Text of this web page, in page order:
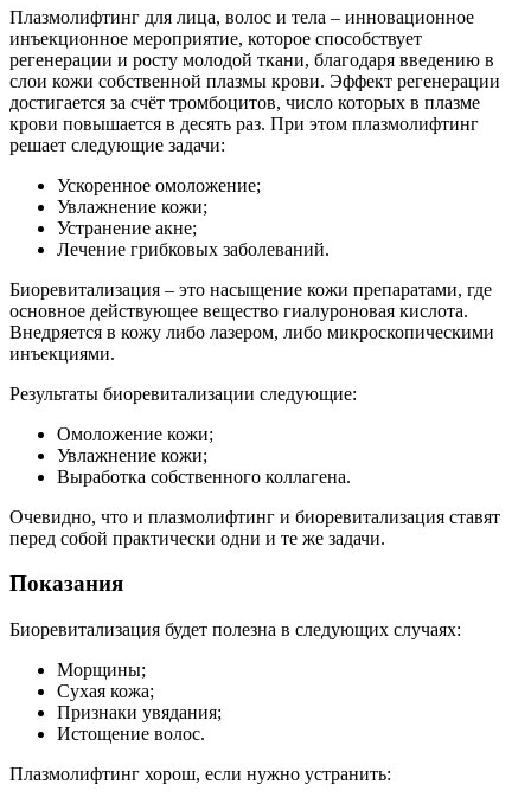
Плазмолифтинг для лица, волос и тела – инновационное
инъекционное мероприятие, которое способствует
регенерации и росту молодой ткани, благодаря введению в
слои кожи собственной плазмы крови. Эффект регенерации
достигается за счёт тромбоцитов, число которых в плазме
крови повышается в десять раз. При этом плазмолифтинг
решает следующие задачи:
Ускоренное омоложение;
Увлажнение кожи;
Устранение акне;
Лечение грибковых заболеваний.
Биоревитализация – это насыщение кожи препаратами, где
основное действующее вещество гиалуроновая кислота.
Внедряется в кожу либо лазером, либо микроскопическими
инъекциями.
Результаты биоревитализации следующие:
Омоложение кожи;
Увлажнение кожи;
Выработка собственного коллагена.
Очевидно, что и плазмолифтинг и биоревитализация ставят
перед собой практически одни и те же задачи.
Показания
Биоревитализация будет полезна в следующих случаях:
Морщины;
Сухая кожа;
Признаки увядания;
Истощение волос.
Плазмолифтинг хорош, если нужно устранить: